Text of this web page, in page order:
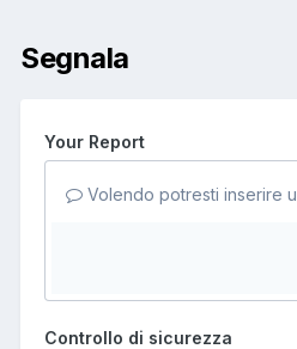
Segnala
Your Report
Volendo potresti inserire
Controllo di sicurezza